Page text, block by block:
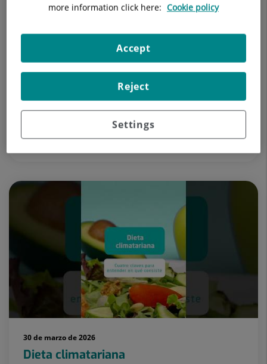
MiQuirónsalud suma 9 millones de
usuarios facilitando una atención más
ágil y personalizada
información de salud de forma sencilla, segura y sin
tener que desplazarse al hospital para cada gestión....
30 de marzo de 2026
Dieta climatariana
more information click here: Cookie policy
Settings
Reject
Accept